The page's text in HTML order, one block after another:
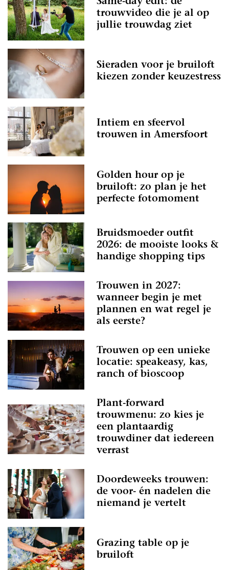
trouwvideo die je al op
jullie trouwdag ziet
Sieraden voor je bruiloft
kiezen zonder keuzestress
Intiem en sfeervol
trouwen in Amersfoort
Golden hour op je
bruiloft: zo plan je het
perfecte fotomoment
Bruidsmoeder outfit
2026: de mooiste looks &
handige shopping tips
Trouwen in 2027:
wanneer begin je met
plannen en wat regel je
als eerste?
Trouwen op een unieke
locatie: speakeasy, kas,
ranch of bioscoop
Plant-forward
trouwmenu: zo kies je
een plantaardig
trouwdiner dat iedereen
verrast
Doordeweeks trouwen:
de voor- én nadelen die
niemand je vertelt
Grazing table op je
bruiloft